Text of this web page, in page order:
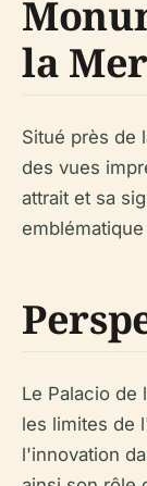
la Mer
Situé près de
des vues
attrait et sa
Le Palacio de
les limites de
l'innovation